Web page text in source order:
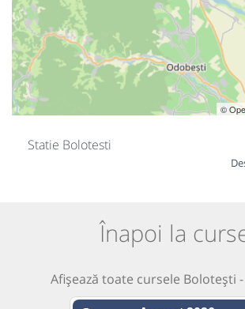
©
Statie Bolotesti
Înapoi la
Afișează toate cursele Bolotești